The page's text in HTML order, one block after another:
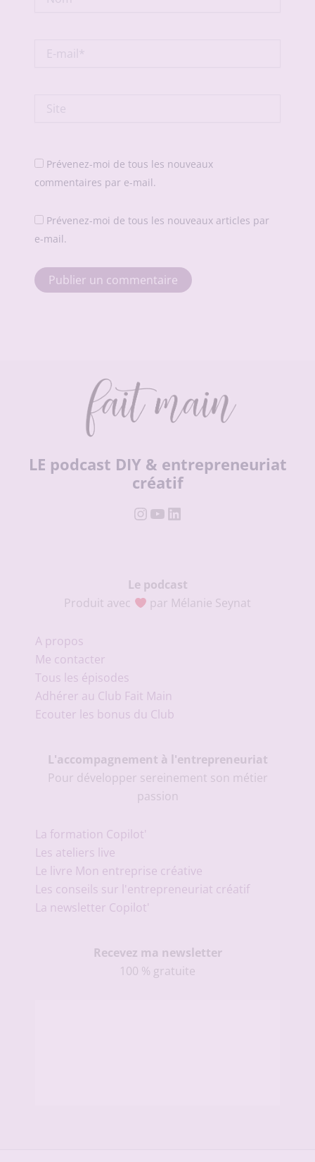
mail*
Prévenez-moi de tous les nouveaux
commentaires par e-mail.
Prévenez-moi de tous les nouveaux articles par
e-mail.
LE podcast DIY & entrepreneuriat
créatif
Instagram
YouTube
LinkedIn
Le podcast
Produit avec
par Mélanie Seynat
A propos
Me contacter
Tous les épisodes
Adhérer au Club Fait Main
Ecouter les bonus du Club
L'accompagnement à l'entrepreneuriat
Pour développer sereinement son métier
passion
La formation Copilot'
Les ateliers live
Le livre Mon entreprise créative
Les conseils sur l'entrepreneuriat créatif
La newsletter Copilot'
Recevez ma newsletter
100 % gratuite